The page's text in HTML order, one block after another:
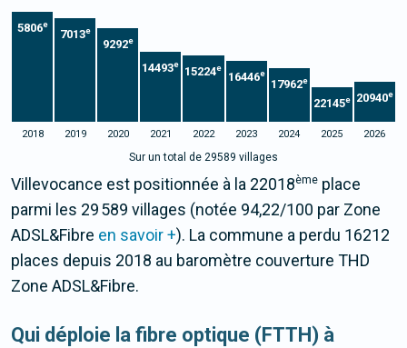
5806e
7013e
9292e
14493e
15224e
16446e
17962e
22145e 20940e
2018 2019 2020 2021 2022 2023 2024 2025 2026
Sur un total de 29589 villages
Villevocance est positionnée à la 22018ème place
parmi les 29 589 villages (notée 94,22/100 par Zone
ADSL&Fibre en savoir +). La commune a perdu 16212
places depuis 2018 au baromètre couverture THD
Zone ADSL&Fibre.
Qui déploie la fibre optique (FTTH) à